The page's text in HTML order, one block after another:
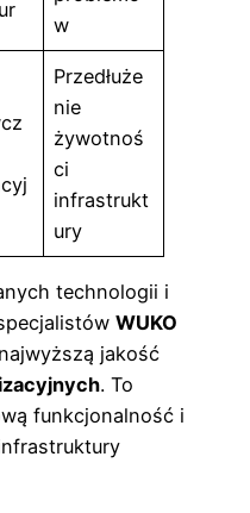
w
Przedłuże
nie
żywotnoś
ci
infrastrukt
ury
technologii i
WUKO
jakość
. To
funkcjonalność i